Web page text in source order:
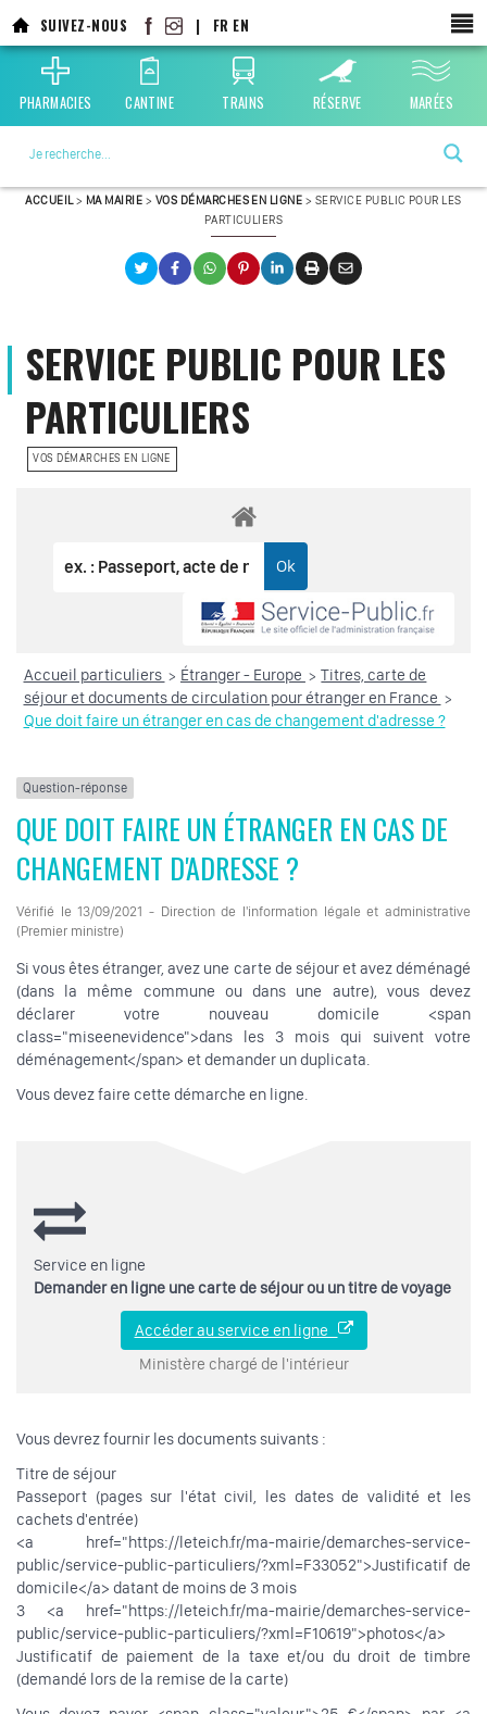
SUIVEZ-NOUS | FR EN
PHARMACIES CANTINE TRAINS RÉSERVE MARÉES
ACCUEIL> MA MAIRIE > VOS DÉMARCHES EN LIGNE > SERVICE PUBLIC POUR LES
PARTICULIERS
SERVICE PUBLIC POUR LES
PARTICULIERS
VOS DÉMARCHES EN LIGNE
Accueil particuliers > Étranger - Europe > Titres, carte de
séjour et documents de circulation pour étranger en France >
Que doit faire un étranger en cas de changement d'adresse ?
Question-réponse
QUE DOIT FAIRE UN ÉTRANGER EN CAS DE
CHANGEMENT D'ADRESSE ?
Vérifié le 13/09/2021 - Direction de l'information légale et administrative
(Premier ministre)
Si vous êtes étranger, avez une carte de séjour et avez déménagé
(dans la même commune ou dans une autre), vous devez
déclarer votre nouveau domicile <span
class="miseenevidence">dans les 3 mois qui suivent votre
déménagement</span> et demander un duplicata.
Vous devez faire cette démarche en ligne.
Service en ligne
Demander en ligne une carte de séjour ou un titre de voyage
Accéder au service en ligne
Ministère chargé de l'intérieur
Vous devrez fournir les documents suivants :
Titre de séjour
Passeport (pages sur l'état civil, les dates de validité et les
cachets d'entrée)
<a href="https://leteich.fr/ma-mairie/demarches-service-
public/service-public-particuliers/?xml=F33052">Justificatif de
domicile</a> datant de moins de 3 mois
3 <a href="https://leteich.fr/ma-mairie/demarches-service-
public/service-public-particuliers/?xml=F10619">photos</a>
Justificatif de paiement de la taxe et/ou du droit de timbre
(demandé lors de la remise de la carte)